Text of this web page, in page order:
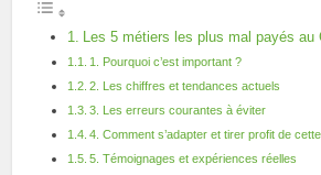
Les 5 métiers les plus mal payés au
1. Pourquoi c’est important ?
2. Les chiffres et tendances actuels
3. Les erreurs courantes à éviter
4. Comment s’adapter et tirer profit de
5. Témoignages et expériences réelles